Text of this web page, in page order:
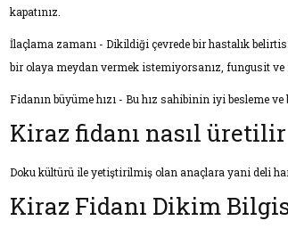
kapatınız.
İlaçlama zamanı - Dikildiği çevrede bir hastalık
bir olaya meydan vermek istemiyorsanız, fungusit ve
Fidanın büyüme hızı - Bu hız sahibinin iyi besleme ve
Kiraz fidanı nasıl üretilir
Doku kültürü ile yetiştirilmiş olan anaçlara yani deli
Kiraz Fidanı Dikim